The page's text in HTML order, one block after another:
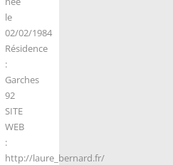
le
02/02/1984
Résidence
:
Garches
92
SITE
WEB
:
http://laure_bernard.fr/